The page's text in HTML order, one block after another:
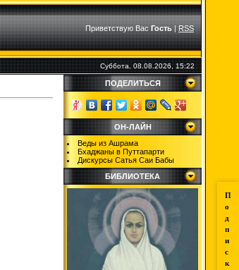
Приветствую Вас Гость|RSS
Суббота, 08.08.2026, 15:22
П
о
д
п
и
с
к
ПОДЕЛИТЬСЯ
ОН-ЛАЙН
Веды из Ашрама
Бхаджаны в Путтапарти
Дискурсы Сатья Саи Бабы
БИБЛИОТЕКА